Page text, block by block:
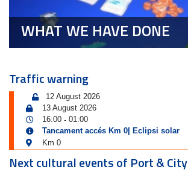
WHAT WE HAVE DONE
Traffic warning
12 August 2026
13 August 2026
16:00 - 01:00
Tancament accés Km 0| Eclipsi solar
Km 0
Next cultural events of Port & City